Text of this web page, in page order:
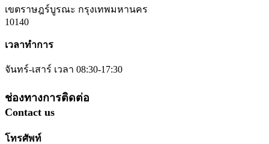
เขตราษฎร์บูรณะ กรุงเทพมหานคร
10140
เวลาทำการ
จันทร์-เสาร์ เวลา 08:30-17:30
ช่องทางการติดต่อ
Contact us
โทรศัพท์